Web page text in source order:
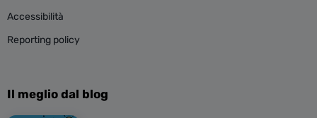
Accessibilità
Reporting policy
Il meglio dal blog